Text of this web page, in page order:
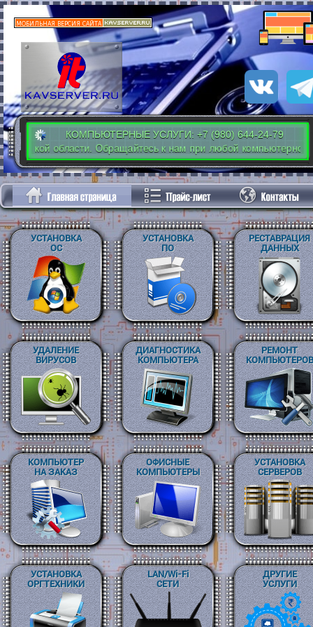
КОМПЬЮТЕРНЫЕ УСЛУГИ: +7 (980) 644-24-79
области. Обращайтесь к нам при любой компьютерной
УСТАНОВКА
ОС
УСТАНОВКА
ПО
РЕСТАВРАЦИЯ
ДАННЫХ
УДАЛЕНИЕ
ВИРУСОВ
ДИАГНОСТИКА
КОМПЬЮТЕРА
РЕМОНТ
КОМПЬЮТЕРОВ
КОМПЬЮТЕР
НА ЗАКАЗ
ОФИСНЫЕ
КОМПЬЮТЕРЫ
УСТАНОВКА
СЕРВЕРОВ
УСТАНОВКА
ОРГТЕХНИКИ
LAN/Wi-Fi
СЕТИ
ДРУГИЕ
УСЛУГИ